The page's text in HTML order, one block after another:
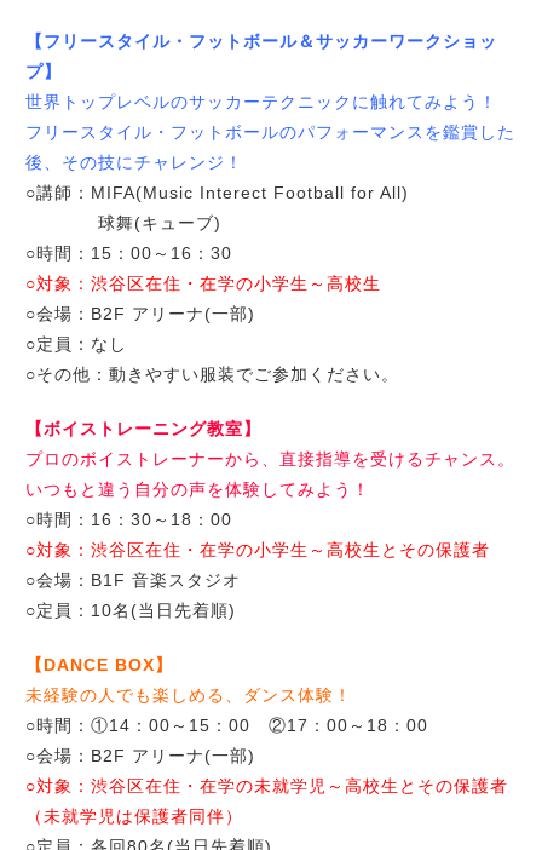
【フリースタイル・フットボール＆サッカーワークショッ
プ】
世界トップレベルのサッカーテクニックに触れてみよう！
フリースタイル・フットボールのパフォーマンスを鑑賞した
後、その技にチャレンジ！
○講師：MIFA(Music Interect Football for All)
球舞(キューブ)
○時間：15：00～16：30
○対象：渋谷区在住・在学の小学生～高校生
○会場：B2F アリーナ(一部)
○定員：なし
○その他：動きやすい服装でご参加ください。
【ボイストレーニング教室】
プロのボイストレーナーから、直接指導を受けるチャンス。
いつもと違う自分の声を体験してみよう！
○時間：16：30～18：00
○対象：渋谷区在住・在学の小学生～高校生とその保護者
○会場：B1F 音楽スタジオ
○定員：10名(当日先着順)
【DANCE BOX】
未経験の人でも楽しめる、ダンス体験！
○時間：①14：00～15：00 ②17：00～18：00
○会場：B2F アリーナ(一部)
○対象：渋谷区在住・在学の未就学児～高校生とその保護者
（未就学児は保護者同伴）